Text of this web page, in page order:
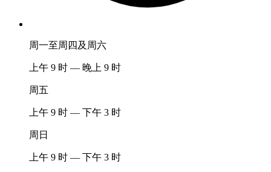
周一至周四及周六
上午 9 时 — 晚上 9 时
周五
上午 9 时 — 下午 3 时
周日
上午 9 时 — 下午 3 时